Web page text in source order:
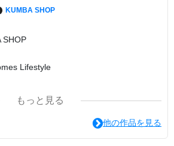
KUMBA SHOP
SHOP
Lifestyle
than a clothing brand.
cultures, and experiences brought
design. Every piece reflects our
もっと見る
他の作品を見る